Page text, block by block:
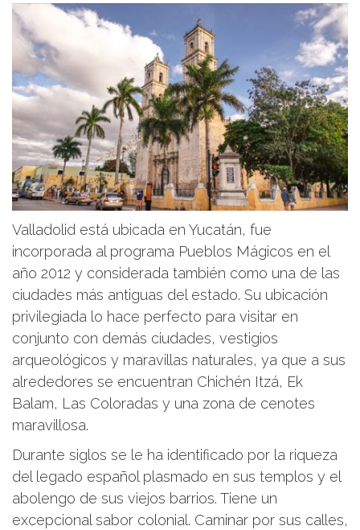
Valladolid está ubicada en Yucatán, fue
incorporada al programa Pueblos Mágicos en el
año 2012 y considerada también como una de las
ciudades más antiguas del estado. Su ubicación
privilegiada lo hace perfecto para visitar en
conjunto con demás ciudades, vestigios
arqueológicos y maravillas naturales, ya que a sus
alrededores se encuentran Chichén Itzá, Ek
Balam, Las Coloradas y una zona de cenotes
maravillosa.
Durante siglos se le ha identificado por la riqueza
del legado español plasmado en sus templos y el
abolengo de sus viejos barrios. Tiene un
excepcional sabor colonial. Caminar por sus calles,